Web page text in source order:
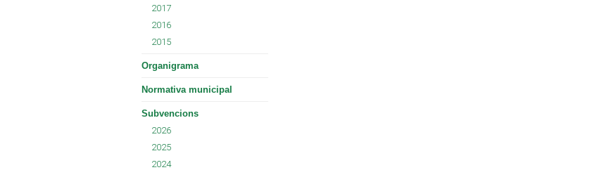
2017
2016
2015
Organigrama
Normativa municipal
Subvencions
2026
2025
2024